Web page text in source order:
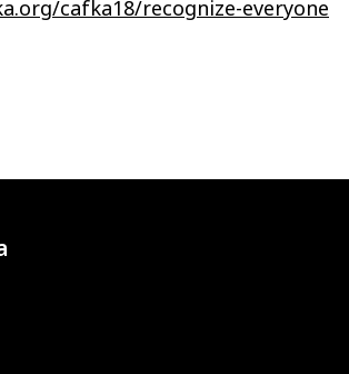
cafka18/recognize-everyone